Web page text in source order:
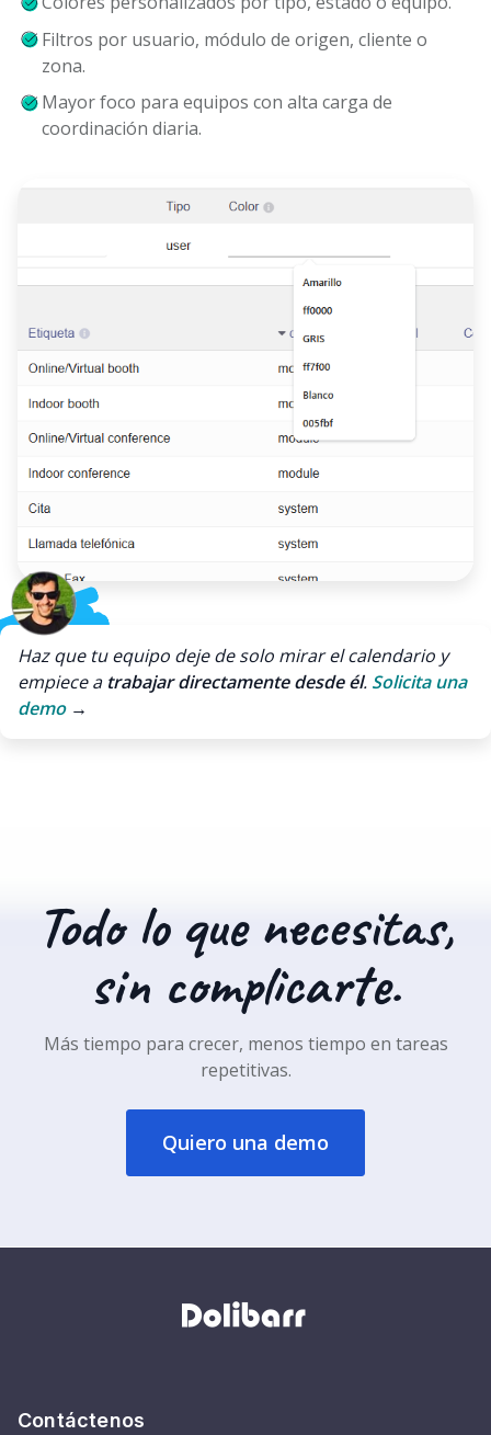
Filtros por usuario, módulo de origen, cliente o
zona.
Mayor foco para equipos con alta carga de
coordinación diaria.
Haz que tu equipo deje de solo mirar el calendario y
empiece a trabajar directamente desde él. Solicita una
demo→
Todo lo que necesitas,
sin complicarte.
Más tiempo para crecer, menos tiempo en tareas
repetitivas.
Quiero una demo
Contáctenos